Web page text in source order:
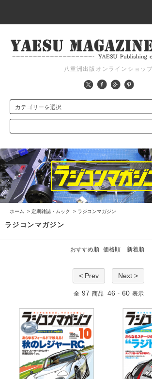
八重洲出版オンラインショップ
ホーム > 定期雑誌・ムック > ラジコンマガジン
ラジコンマガジン
おすすめ順 価格順 新着順
< Prev Next >
全 97 商品 46 - 60 表示